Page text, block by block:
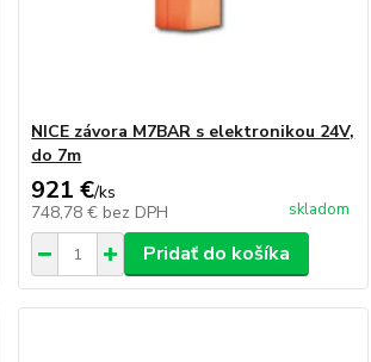
NICE závora M7BAR s elektronikou 24V,
do 7m
921 €/ks
748,78 € bez DPH skladom
Pridať do košíka